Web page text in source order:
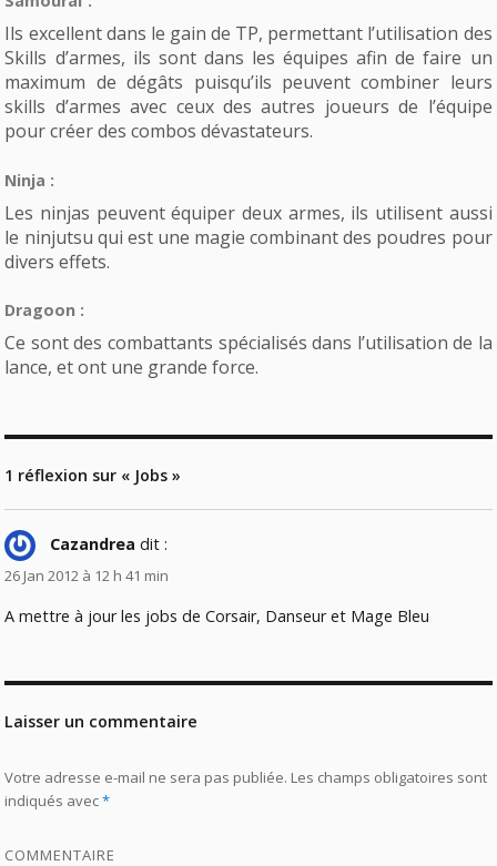
Ils excellent dans le gain de TP, permettant l’utilisation des
Skills d’armes, ils sont dans les équipes afin de faire un
maximum de dégâts puisqu’ils peuvent combiner leurs
skills d’armes avec ceux des autres joueurs de l’équipe
pour créer des combos dévastateurs.
Ninja :
Les ninjas peuvent équiper deux armes, ils utilisent aussi
le ninjutsu qui est une magie combinant des poudres pour
divers effets.
Dragoon :
Ce sont des combattants spécialisés dans l’utilisation de la
lance, et ont une grande force.
1 réflexion sur « Jobs »
Cazandrea dit :
26 Jan 2012 à 12 h 41 min
A mettre à jour les jobs de Corsair, Danseur et Mage Bleu
Laisser un commentaire
Votre adresse e-mail ne sera pas publiée. Les champs obligatoires sont
indiqués avec*
COMMENTAIRE